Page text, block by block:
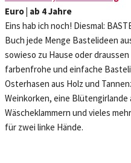
Euro | ab 4 Jahre
Eins hab ich noch! Diesmal:
Buch jede Menge Bastelideen
sowieso zu Hause oder
farbenfrohe und einfache
Osterhasen aus Holz und
Weinkorken, eine
Wäscheklammern und vieles
für zwei linke Hände.